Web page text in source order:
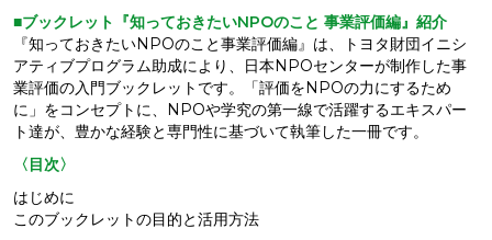
■ブックレット『知っておきたいNPOのこと 事業評価編』紹介
『知っておきたいNPOのこと事業評価編』は、トヨタ財団イニシ
アティブプログラム助成により、日本NPOセンターが制作した事
業評価の入門ブックレットです。「評価をNPOの力にするため
に」をコンセプトに、NPOや学究の第一線で活躍するエキスパー
ト達が、豊かな経験と専門性に基づいて執筆した一冊です。
〈目次〉
はじめに
このブックレットの目的と活用方法